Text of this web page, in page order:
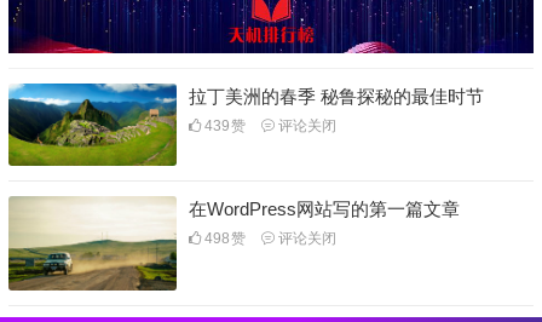
拉丁美洲的春季 秘鲁探秘的最佳时节
439赞 评论关闭
在WordPress网站写的第一篇文章
498赞 评论关闭